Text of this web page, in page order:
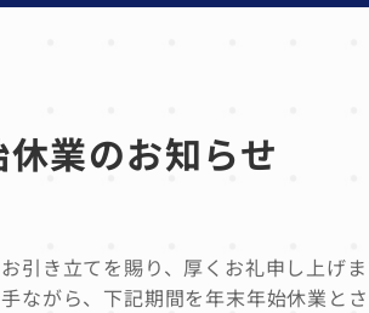
業のお知らせ
引き立てを賜り、厚くお礼申し上げま
ながら、下記期間を年末年始休業とさ